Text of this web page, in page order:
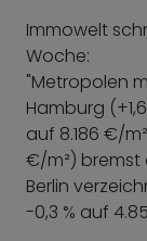
Immowelt
Woche:
"Metropolen
Hamburg
auf 8.186 €/
€/m²) bremst
Berlin
-0,3 % auf